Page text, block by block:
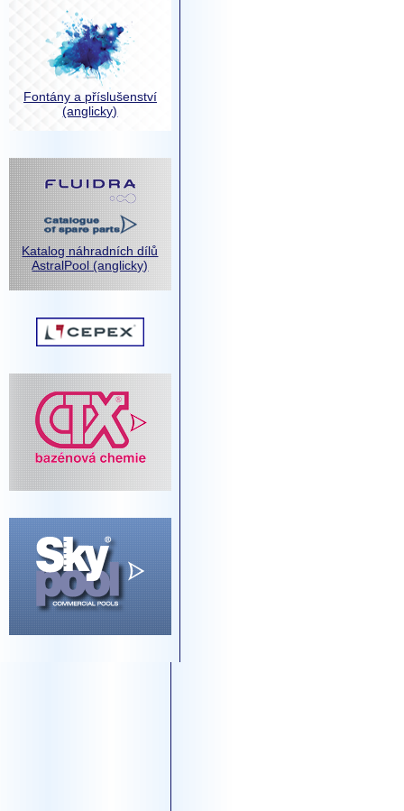
Fontány a příslušenství
(anglicky)
Katalog náhradních dílů
AstralPool (anglicky)